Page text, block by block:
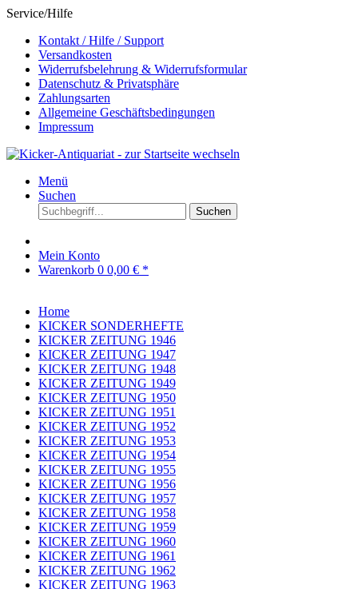
Service/Hilfe
Kontakt / Hilfe / Support
Versandkosten
Widerrufsbelehrung & Widerrufsformular
Datenschutz & Privatsphäre
Zahlungsarten
Allgemeine Geschäftsbedingungen
Impressum
Menü
Suchen
Suchen
Mein Konto
Warenkorb 0 0,00 € *
Home
KICKER SONDERHEFTE
KICKER ZEITUNG 1946
KICKER ZEITUNG 1947
KICKER ZEITUNG 1948
KICKER ZEITUNG 1949
KICKER ZEITUNG 1950
KICKER ZEITUNG 1951
KICKER ZEITUNG 1952
KICKER ZEITUNG 1953
KICKER ZEITUNG 1954
KICKER ZEITUNG 1955
KICKER ZEITUNG 1956
KICKER ZEITUNG 1957
KICKER ZEITUNG 1958
KICKER ZEITUNG 1959
KICKER ZEITUNG 1960
KICKER ZEITUNG 1961
KICKER ZEITUNG 1962
KICKER ZEITUNG 1963